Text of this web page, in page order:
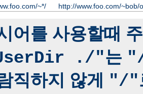
~*/
http://www.foo.com/~bob/
어를 사용할때
./"는
직하지 않게
"/"